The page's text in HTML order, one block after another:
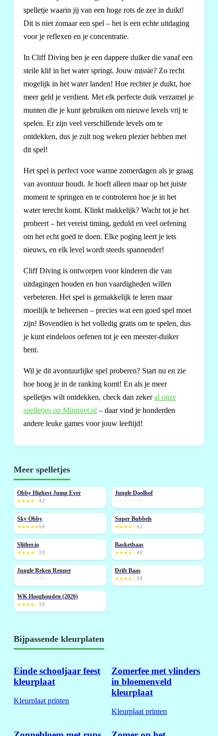
spelletje waarin jij van een hoge rots de zee in duikt!
Dit is niet zomaar een spel – het is een echte uitdaging
voor je reflexen en je concentratie.
In Cliff Diving ben je een dappere duiker die vanaf een
steile klif in het water springt. Jouw missie? Zo recht
mogelijk in het water landen! Hoe rechter je duikt, hoe
meer geld je verdient. Met elk perfecte duik verzamel je
munten die je kunt gebruiken om nieuwe levels vrij te
spelen. Er zijn veel verschillende levels om te
ontdekken, dus je zult nog weken plezier hebben met
dit spel!
Het spel is perfect voor warme zomerdagen als je graag
van avontuur houdt. Je hoeft alleen maar op het juiste
moment te springen en te controleren hoe je in het
water terecht komt. Klinkt makkelijk? Wacht tot je het
probeert – het vereist timing, geduld en veel oefening
om het echt goed te doen. Elke poging leert je iets
nieuws, en elk level wordt steeds spannender!
Cliff Diving is ontworpen voor kinderen die van
uitdagingen houden en hun vaardigheden willen
verbeteren. Het spel is gemakkelijk te leren maar
moeilijk te beheersen – precies wat een goed spel moet
zijn! Bovendien is het volledig gratis om te spelen, dus
je kunt eindeloos oefenen tot je een meester-duiker
bent.
Wil je dit avontuurlijke spel proberen? Start nu en zie
hoe hoog je in de ranking komt! En als je meer
spelletjes wilt ontdekken, check dan zekeral onze
spelletjes op Minipret.nl – daar vind je honderden
andere leuke games voor jouw leeftijd!
Meer spelletjes
NIEUW
Obby Highest Jump Ever
★★★★☆4,2
NIEUW
Jungle Doolhof
0,0
NIEUW
Sky Obby
★★★★★5,0
Super Bubbels
★★★★☆4,2
Slither.io
★★★★☆3,9
NIEUW
Basketbaas
★★★★☆4,0
NIEUW
Jungle Reken Renner
0,0
Drift Baas
★★★★☆3,9
NIEUW
WK Hooghouden (2026)
★★★★☆3,9
Bijpassende kleurplaten
Einde schooljaar feest
kleurplaat
Kleurplaat printen
Zomerfee met vlinders
in bloemenveld
kleurplaat
Kleurplaat printen